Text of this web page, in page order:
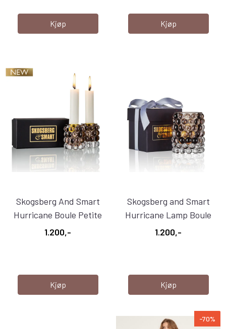
Kjøp Kjøp
Skogsberg And Smart
Hurricane Boule Petite
...
1.200,-
Kjøp
Skogsberg and Smart
Hurricane Lamp Boule
Regular ...
1.200,-
Kjøp
-70%